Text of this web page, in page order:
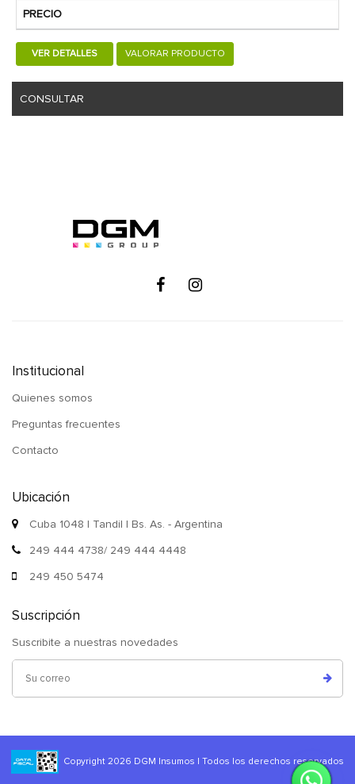
PRECIO
VER DETALLES VALORAR PRODUCTO
CONSULTAR
Institucional
Quienes somos
Preguntas frecuentes
Contacto
Ubicación
Cuba 1048 | Tandil | Bs. As. - Argentina
249 444 4738/ 249 444 4448
249 450 5474
Suscripción
Suscribite a nuestras novedades
Copyright 2026 DGM Insumos | Todos los derechos reservados